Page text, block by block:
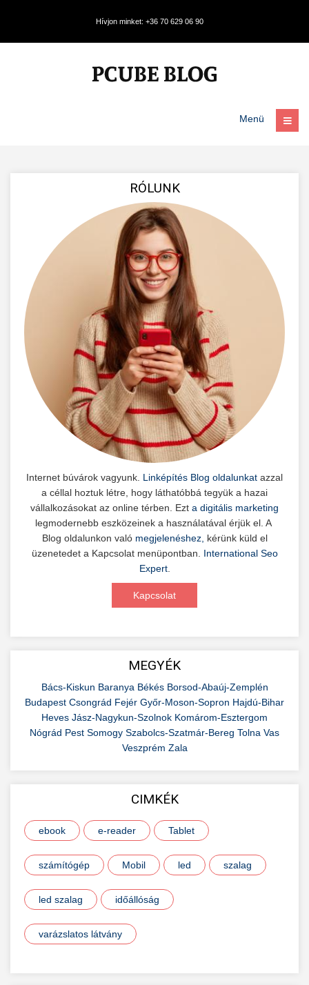
Hívjon minket: +36 70 629 06 90
Menü
RÓLUNK
Internet búvárok vagyunk. Linképítés Blog oldalunkat azzal
a céllal hoztuk létre, hogy láthatóbbá tegyük a hazai
vállalkozásokat az online térben. Ezt a digitális marketing
legmodernebb eszközeinek a használatával érjük el. A
Blog oldalunkon való megjelenéshez, kérünk küld el
üzenetedet a Kapcsolat menüpontban. International Seo
Expert.
Kapcsolat
MEGYÉK
Bács-Kiskun Baranya Békés Borsod-Abaúj-Zemplén
Budapest Csongrád Fejér Győr-Moson-Sopron Hajdú-Bihar
Heves Jász-Nagykun-Szolnok Komárom-Esztergom
Nógrád Pest Somogy Szabolcs-Szatmár-Bereg Tolna Vas
Veszprém Zala
CIMKÉK
ebook e-reader Tablet
számítógép Mobil led szalag
led szalag időállóság
varázslatos látvány